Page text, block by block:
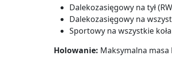
Dalekozasięgowy na tył
Dalekozasięgowy na
Sportowy na wszystkie
Holowanie: Maksymalna